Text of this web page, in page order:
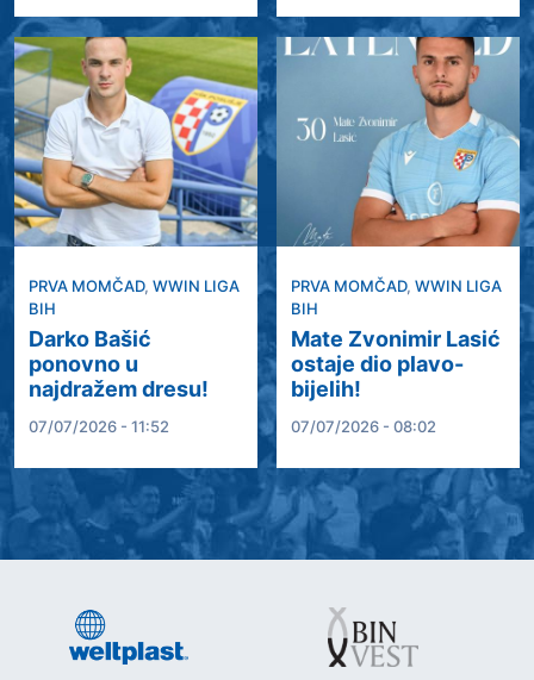
PRVA MOMČAD, WWIN LIGA
BIH
Darko Bašić
ponovno u
najdražem dresu!
07/07/2026 - 11:52
PRVA MOMČAD,WWIN LIGA
BIH
Mate Zvonimir Lasić
ostaje dio plavo-
bijelih!
07/07/2026 - 08:02